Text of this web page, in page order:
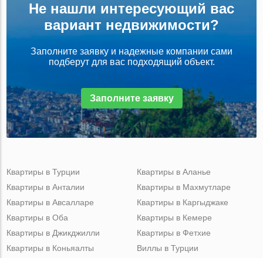
Не нашли интересующий вас
вариант недвижимости?
Заполните заявку и надежные компании сами
подберут для вас подходящий объект.
Заполните заявку
Квартиры в Турции
Квартиры в Анталии
Квартиры в Авсалларе
Квартиры в Оба
Квартиры в Джикджилли
Квартиры в Аланье
Квартиры в Махмутларе
Квартиры в Каргыджаке
Квартиры в Кемере
Квартиры в Фетхие
Квартиры в Коньяалты
Виллы в Турции